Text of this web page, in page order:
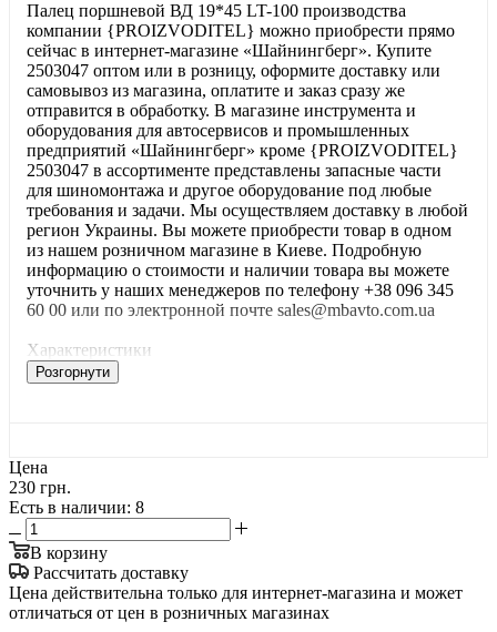
Палец поршневой ВД 19*45 LT-100 производства
компании {PROIZVODITEL} можно приобрести прямо
сейчас в интернет-магазине «Шайнингберг». Купите
2503047 оптом или в розницу, оформите доставку или
самовывоз из магазина, оплатите и заказ сразу же
отправится в обработку. В магазине инструмента и
оборудования для автосервисов и промышленных
предприятий «Шайнингберг» кроме {PROIZVODITEL}
2503047 в ассортименте представлены запасные части
для шиномонтажа и другое оборудование под любые
требования и задачи. Мы осуществляем доставку в любой
регион Украины. Вы можете приобрести товар в одном
из нашем розничном магазине в Киеве. Подробную
информацию о стоимости и наличии товара вы можете
уточнить у наших менеджеров по телефону +38 096 345
60 00 или по электронной почте sales@mbavto.com.ua
Характеристики
Розгорнути
Цена
230 грн.
Есть в наличии: 8
В корзину
Рассчитать доставку
Цена действительна только для интернет-магазина и может
отличаться от цен в розничных магазинах